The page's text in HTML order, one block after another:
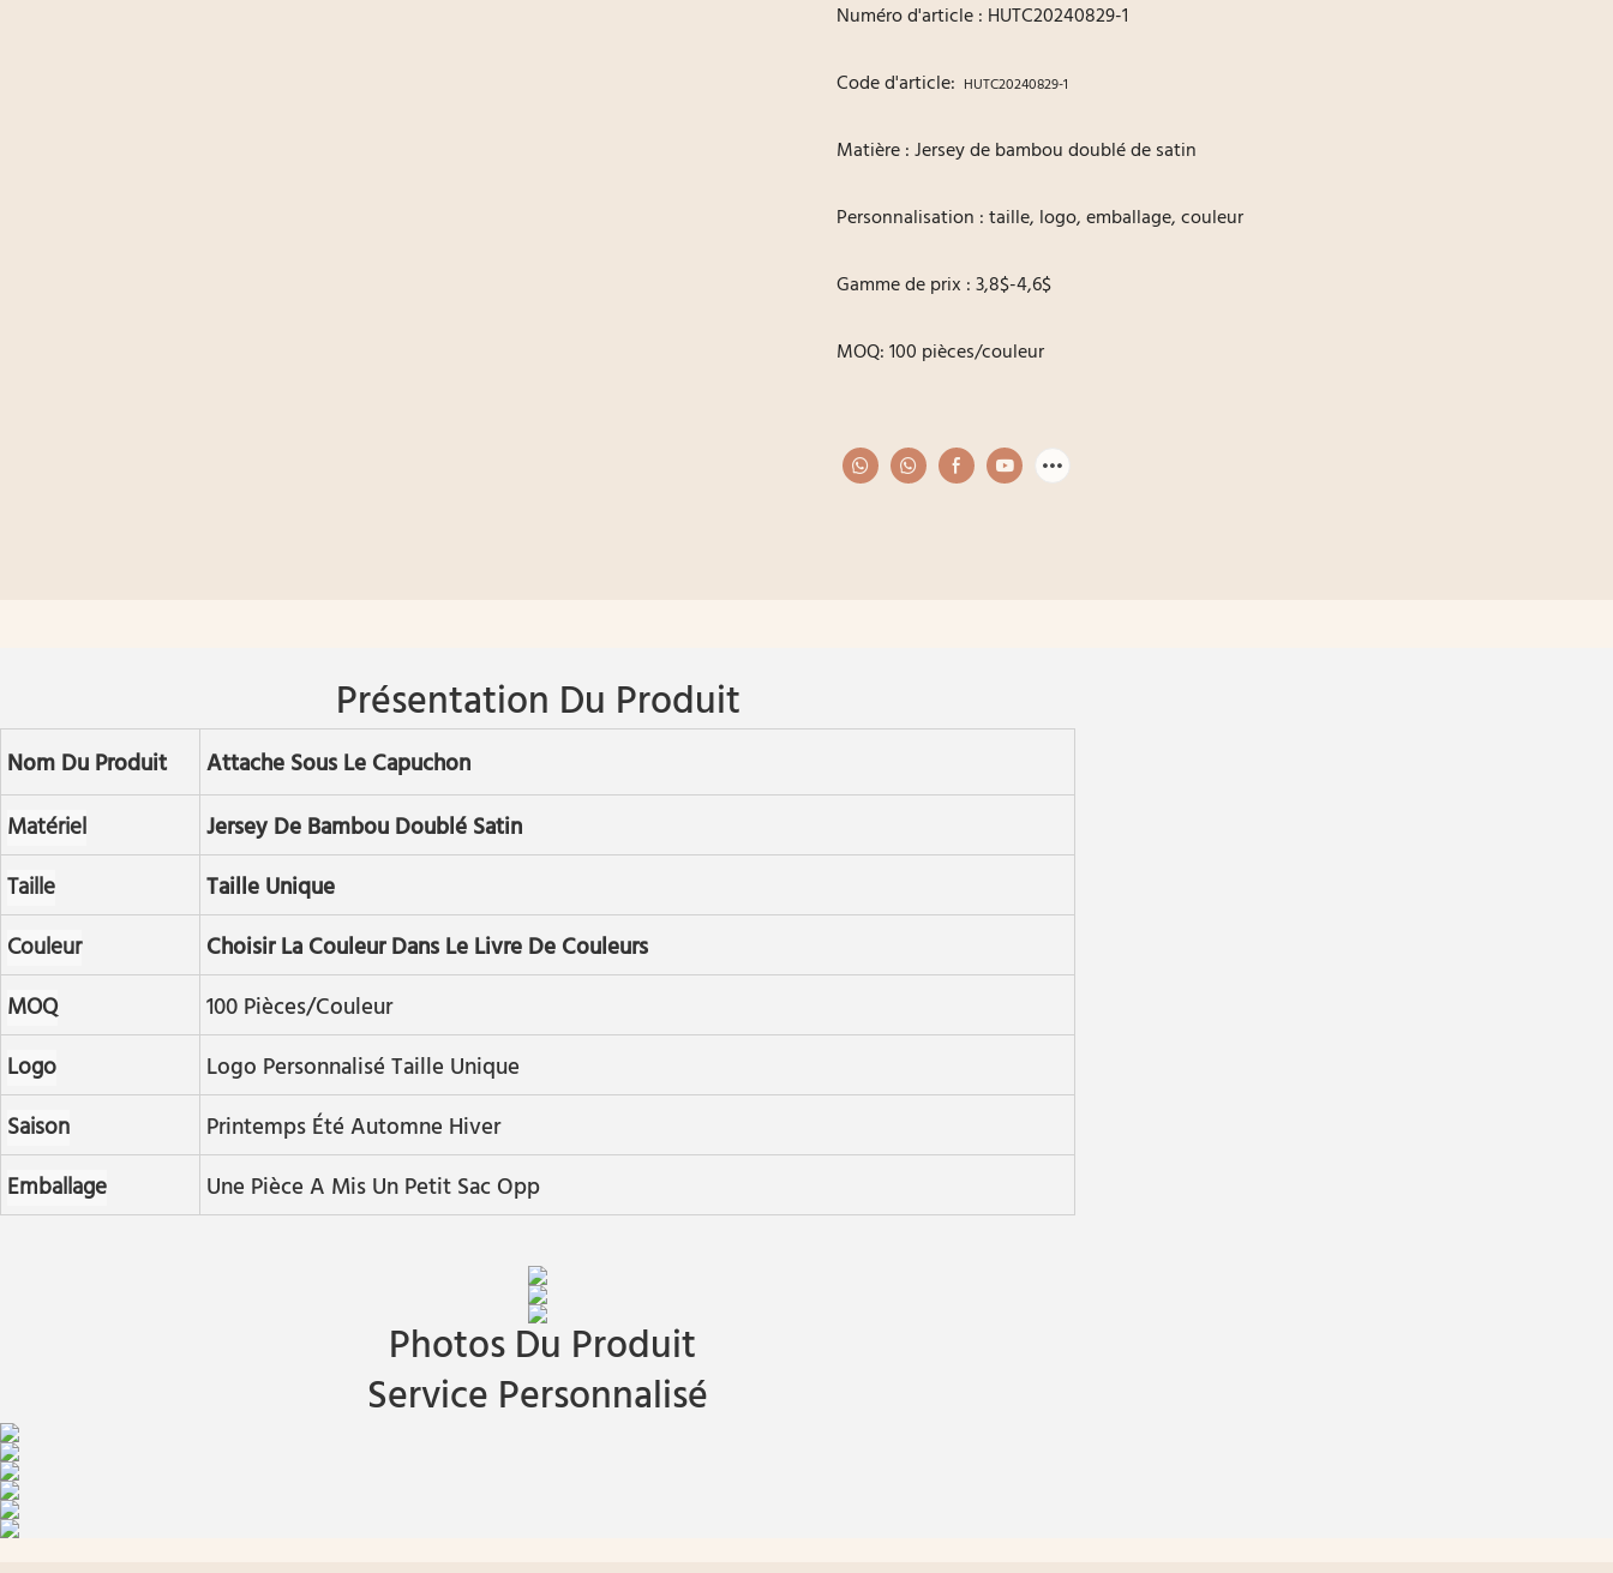
Numéro d'article : HUTC20240829-1
Code d'article: HUTC20240829-1
Matière : Jersey de bambou doublé de satin
Personnalisation : taille, logo, emballage, couleur
Gamme de prix : 3,8$-4,6$
MOQ: 100 pièces/couleur
Présentation Du Produit
Nom Du Produit
Attache Sous Le Capuchon
Matériel
Jersey De Bambou Doublé Satin
Taille
Taille Unique
Couleur
Choisir La Couleur Dans Le Livre De Couleurs
MOQ
100 Pièces/couleur
Logo
Logo Personnalisé Taille Unique
Saison
Printemps Été Automne Hiver
Emballage
Une Pièce A Mis Un Petit Sac Opp
Photos Du Produit
Service Personnalisé